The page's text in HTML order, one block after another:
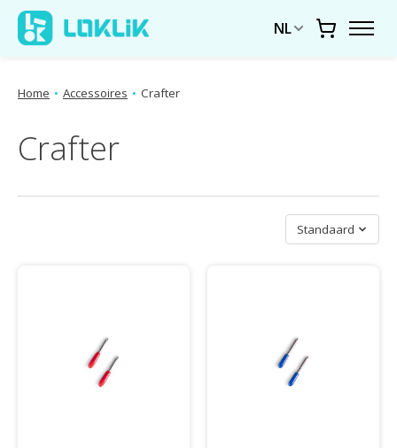
NL
Home • Accessoires • Crafter
Crafter
Sorteren op
Standaard